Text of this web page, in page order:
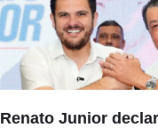
Renato Junior